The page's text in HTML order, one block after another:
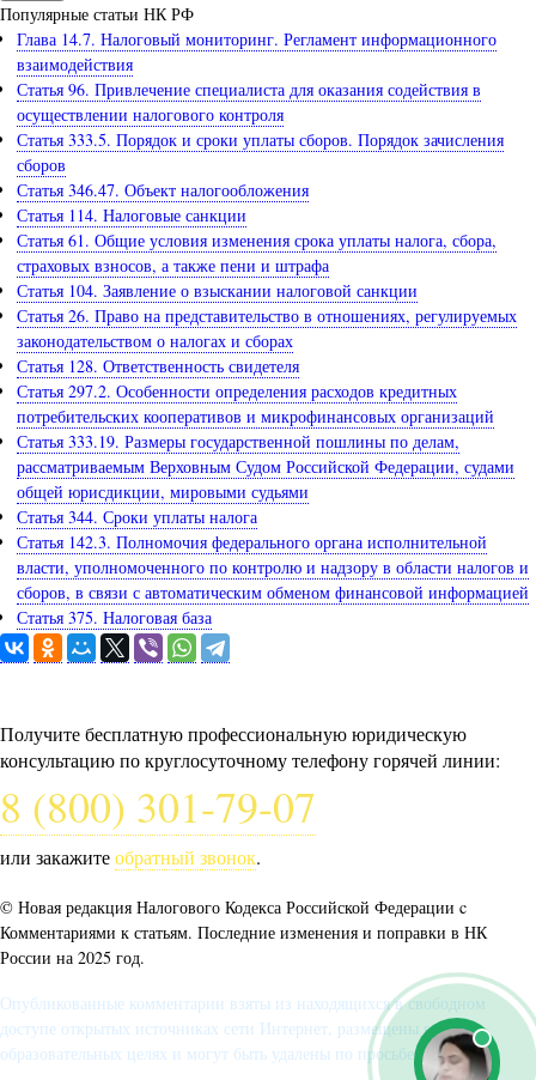
Популярные статьи НК РФ
Глава 14.7. Налоговый мониторинг. Регламент информационного
взаимодействия
Статья 96. Привлечение специалиста для оказания содействия в
осуществлении налогового контроля
Статья 333.5. Порядок и сроки уплаты сборов. Порядок зачисления
сборов
Статья 346.47. Объект налогообложения
Статья 114. Налоговые санкции
Статья 61. Общие условия изменения срока уплаты налога, сбора,
страховых взносов, а также пени и штрафа
Статья 104. Заявление о взыскании налоговой санкции
Статья 26. Право на представительство в отношениях, регулируемых
законодательством о налогах и сборах
Статья 128. Ответственность свидетеля
Статья 297.2. Особенности определения расходов кредитных
потребительских кооперативов и микрофинансовых организаций
Статья 333.19. Размеры государственной пошлины по делам,
рассматриваемым Верховным Судом Российской Федерации, судами
общей юрисдикции, мировыми судьями
Статья 344. Сроки уплаты налога
Статья 142.3. Полномочия федерального органа исполнительной
власти, уполномоченного по контролю и надзору в области налогов и
сборов, в связи с автоматическим обменом финансовой информацией
Статья 375. Налоговая база
Получите бесплатную профессиональную юридическую
консультацию по круглосуточному телефону горячей линии:
8 (800) 301-79-07
или закажитеобратный звонок.
© Новая редакция Налогового Кодекса Российской Федерации c
Комментариями к статьям. Последние изменения и поправки в НК
России на 2025 год.
Опубликованные комментарии взяты из находящихся в свободном
доступе открытых источниках сети Интернет, размещены в
образовательных целях и могут быть удалены по просьбе автора.